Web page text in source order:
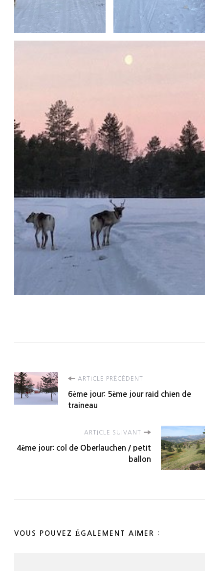
Navigation
d'article
ARTICLE PRÉCÉDENT
6ème jour: 5ème jour raid chien de
traineau
ARTICLE SUIVANT
4ème jour: col de Oberlauchen / petit
ballon
VOUS POUVEZ ÉGALEMENT AIMER :